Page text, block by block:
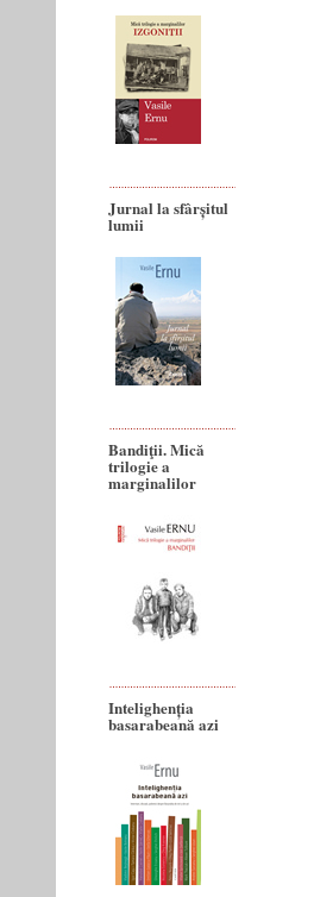
Jurnal la sfârșitul
lumii
Bandiţii. Mică
trilogie a
marginalilor
Intelighenția
basarabeană azi